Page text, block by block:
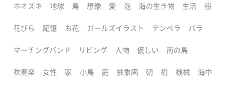
ホオズキ 地球 島 想像 愛 泡 海の生き物 生活 船
花びら 記憶 お花 ガールズイラスト テンペラ バラ
マーチングバンド リビング 人物 優しい 南の島
吹奏楽 女性 家 小鳥 庭 抽象画 朝 樹 機械 海中